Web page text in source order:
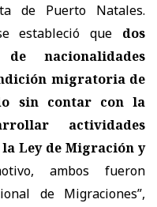
de Puerto Natales.
estableció que dos
nacionalidades
migratoria de
sin contar con la
actividades
Ley de Migración y
ambos fueron
de Migraciones”,